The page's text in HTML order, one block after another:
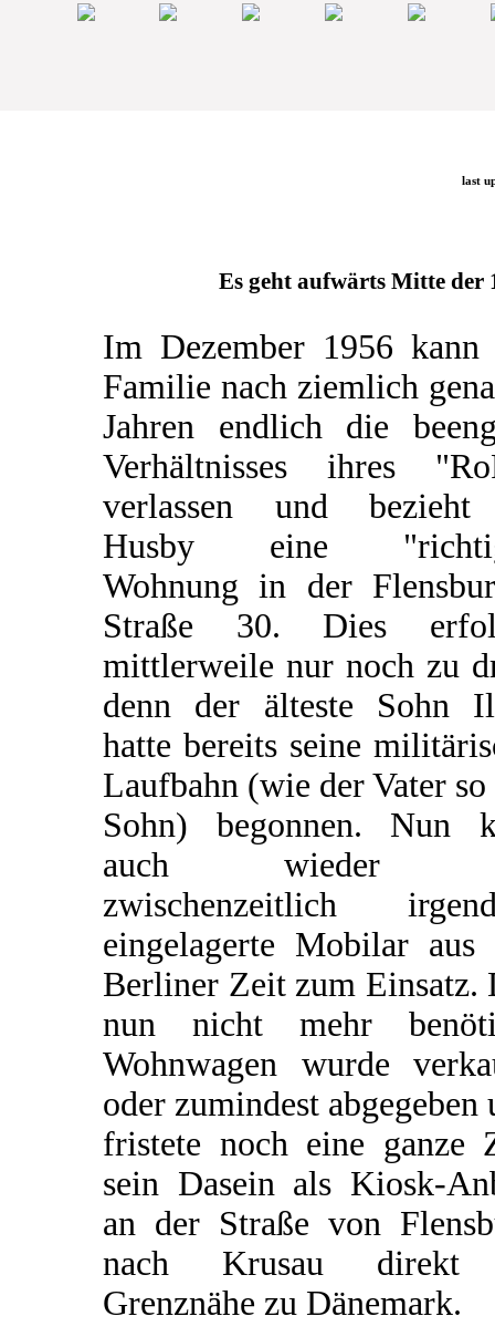
last
Es geht aufwärts Mitte der
Im Dezember 1956 kann
Familie nach ziemlich
Jahren endlich die
Verhältnisses ihres
verlassen und
Husby eine
Wohnung in der
Straße 30. Dies
mittlerweile nur noch zu
denn der älteste Sohn
hatte bereits seine
Laufbahn (wie der Vater so
Sohn) begonnen. Nun
auch wieder
zwischenzeitlich
eingelagerte Mobilar aus
Berliner Zeit zum Einsatz.
nun nicht mehr
Wohnwagen wurde
oder zumindest abgegeben
fristete noch eine ganze
sein Dasein als Kiosk-
an der Straße von
nach Krusau
Grenznähe zu Dänemark.